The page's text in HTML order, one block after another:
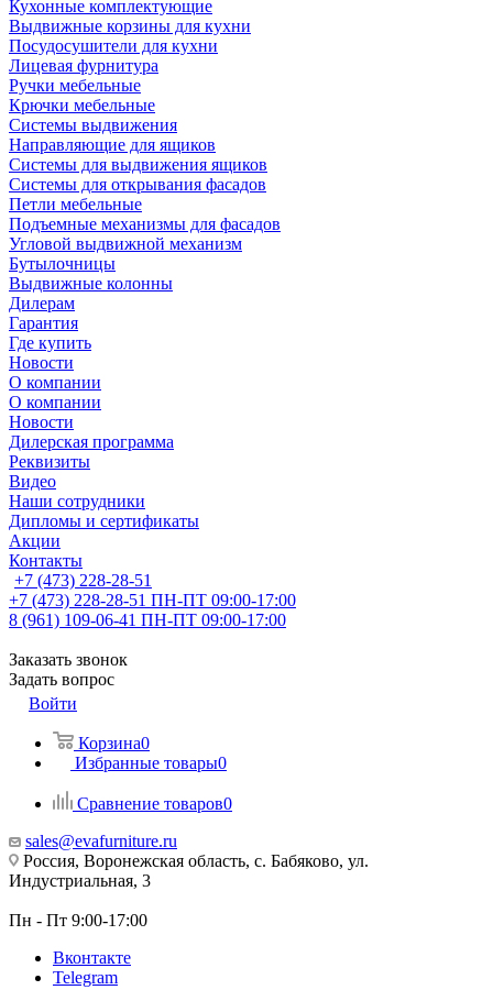
Кухонные комплектующие
Выдвижные корзины для кухни
Посудосушители для кухни
Лицевая фурнитура
Ручки мебельные
Крючки мебельные
Системы выдвижения
Направляющие для ящиков
Системы для выдвижения ящиков
Системы для открывания фасадов
Петли мебельные
Подъемные механизмы для фасадов
Угловой выдвижной механизм
Бутылочницы
Выдвижные колонны
Дилерам
Гарантия
Где купить
Новости
О компании
О компании
Новости
Дилерская программа
Реквизиты
Видео
Наши сотрудники
Дипломы и сертификаты
Акции
Контакты
+7 (473) 228-28-51
+7 (473) 228-28-51 ПН-ПТ 09:00-17:00
8 (961) 109-06-41 ПН-ПТ 09:00-17:00
Заказать звонок
Задать вопрос
Войти
Корзина0
Избранные товары0
Сравнение товаров0
sales@evafurniture.ru
Россия, Воронежская область, с. Бабяково, ул.
Индустриальная, 3
Пн - Пт 9:00-17:00
Вконтакте
Telegram